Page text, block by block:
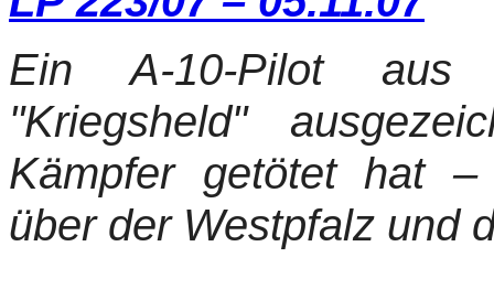
Ein A-10-Pilot aus
"Kriegsheld"
Kämpfer getötet hat –
über der Westpfalz und